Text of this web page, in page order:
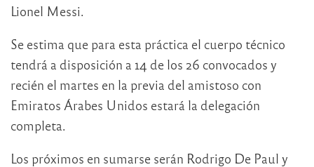
Lionel Messi.
Se estima que para esta práctica el cuerpo técnico
tendrá a disposición a 14 de los 26 convocados y
recién el martes en la previa del amistoso con
Emiratos Árabes Unidos estará la delegación
completa.
Los próximos en sumarse serán Rodrigo De Paul y